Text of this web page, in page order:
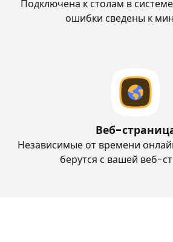
Подключена к столам в
ошибки сведены к
Веб-
Независимые от времени
берутся с вашей веб-